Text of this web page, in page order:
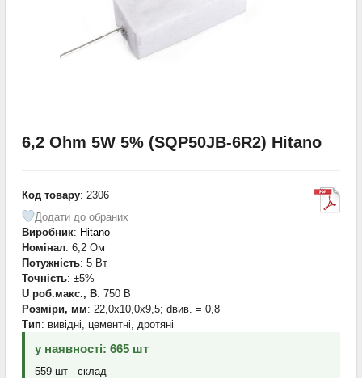
6,2 Ohm 5W 5% (SQP50JB-6R2) Hitano
Код товару: 2306
Додати до обраних
Виробник: Hitano
Номінал: 6,2 Ом
Потужність: 5 Вт
Точність: ±5%
U роб.макс., В: 750 В
Розміри, мм: 22,0x10,0x9,5; dвив. = 0,8
Тип: вивідні, цементні, дротяні
у наявності: 665 шт
559 шт - склад